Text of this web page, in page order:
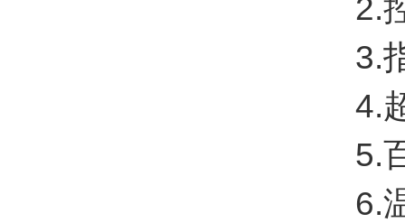
2.控
3.指
4.超
5.百
6.温